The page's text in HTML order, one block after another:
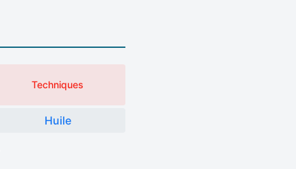
Techniques
Huile